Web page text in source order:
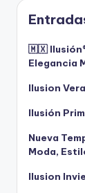
🇲🇽
Elegancia
Ilusion
Ilusión
Nueva
Moda,
Ilusion